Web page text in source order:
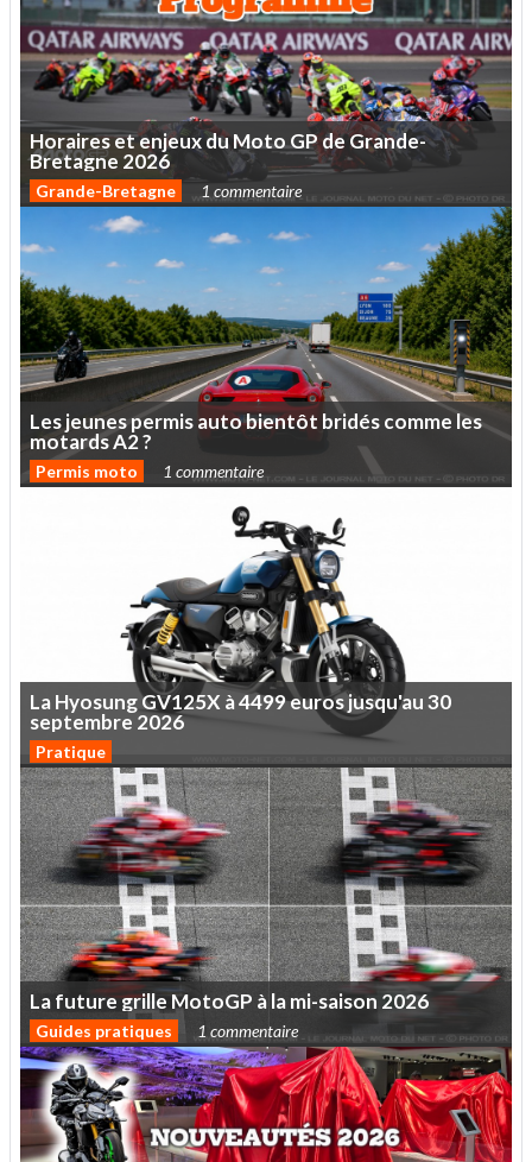
HorairesetenjeuxduMotoGPdeGrande-
Bretagne 2026
Grande-Bretagne 1 commentaire
Lesjeunespermisautobientôt bridéscommeles
motardsA2?
Permis moto 1 commentaire
LaHyosungGV125X à4499eurosjusqu'au30
septembre2026
Pratique
Lafuturegrille MotoGP àlami-saison 2026
Guides pratiques 1 commentaire